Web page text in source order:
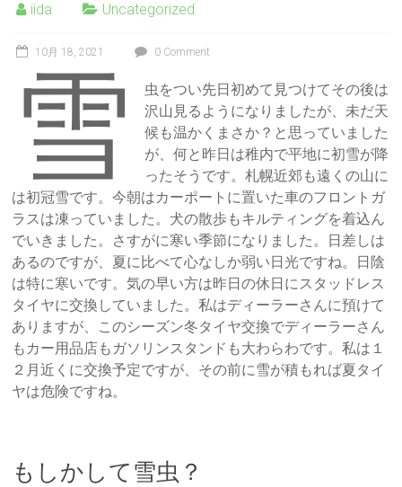
iida Uncategorized
10月 18, 2021 0 Comment
雪
虫をつい先日初めて見つけてその後は
沢山見るようになりましたが、未だ天
候も温かくまさか？と思っていました
が、何と昨日は稚内で平地に初雪が降
ったそうです。札幌近郊も遠くの山に
は初冠雪です。今朝はカーポートに置いた車のフロントガ
ラスは凍っていました。犬の散歩もキルティングを着込ん
でいきました。さすがに寒い季節になりました。日差しは
あるのですが、夏に比べて心なしか弱い日光ですね。日陰
は特に寒いです。気の早い方は昨日の休日にスタッドレス
タイヤに交換していました。私はディーラーさんに預けて
ありますが、このシーズン冬タイヤ交換でディーラーさん
もカー用品店もガソリンスタンドも大わらわです。私は１
２月近くに交換予定ですが、その前に雪が積もれば夏タイ
ヤは危険ですね。
もしかして雪虫？